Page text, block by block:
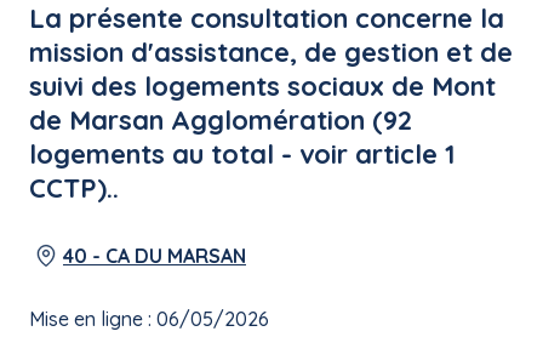
La présente consultation concerne la
mission d'assistance, de gestion et de
suivi des logements sociaux de Mont
de Marsan Agglomération (92
logements au total - voir article 1
CCTP)..
40 - CA DU MARSAN
Mise en ligne : 06/05/2026